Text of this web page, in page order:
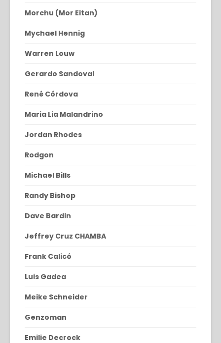
Morchu (Mor Eitan)
Mychael Hennig
Warren Louw
Gerardo Sandoval
René Córdova
Maria Lia Malandrino
Jordan Rhodes
Rodgon
Michael Bills
Randy Bishop
Dave Bardin
Jeffrey Cruz CHAMBA
Frank Calicó
Luis Gadea
Meike Schneider
Genzoman
Emilie Decrock